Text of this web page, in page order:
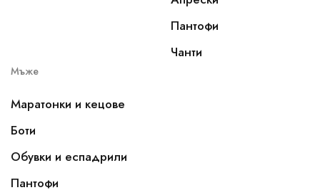
Пантофи
Чанти
Мъже
Маратонки и кецове
Боти
Обувки и еспадрили
Пантофи